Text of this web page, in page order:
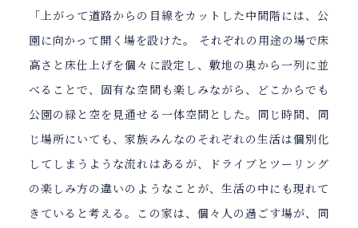
「上がって道路からの目線をカットした中間階には、公
園に向かって開く場を設けた。 それぞれの用途の場で床
高さと床仕上げを個々に設定し、敷地の奥から一列に並
べることで、固有な空間も楽しみながら、どこからでも
公園の緑と空を見通せる一体空間とした。同じ時間、同
じ場所にいても、家族みんなのそれぞれの生活は個別化
してしまうような流れはあるが、ドライブとツーリング
の楽しみ方の違いのようなことが、生活の中にも現れて
きていると考える。この家は、個々人の過ごす場が、同